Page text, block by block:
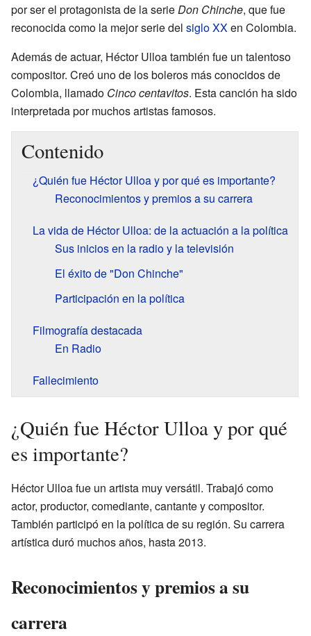
por ser el protagonista de la serieDon Chinche, que fue
reconocida como la mejor serie del siglo XXen Colombia.
Además de actuar, Héctor Ulloa también fue un talentoso
compositor. Creó uno de los boleros más conocidos de
Colombia, llamado Cinco centavitos. Esta canción ha sido
interpretada por muchos artistas famosos.
Contenido
¿Quién fue Héctor Ulloa y por qué es importante?
Reconocimientos y premios a su carrera
La vida de Héctor Ulloa: de la actuación a la política
Sus inicios en la radio y la televisión
El éxito de "Don Chinche"
Participación en la política
Filmografía destacada
En Radio
Fallecimiento
¿Quién fue Héctor Ulloa y por qué
es importante?
Héctor Ulloa fue un artista muy versátil. Trabajó como
actor, productor, comediante, cantante y compositor.
También participó en la política de su región. Su carrera
artística duró muchos años, hasta 2013.
Reconocimientos y premios a su
carrera